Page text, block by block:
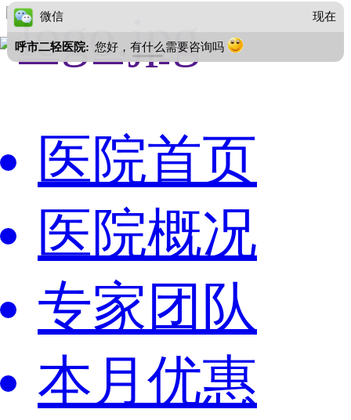
医院首页
医院概况
专家团队
本月优惠
微信 现在
呼市二轻医院: 您好，有什么需要咨询吗